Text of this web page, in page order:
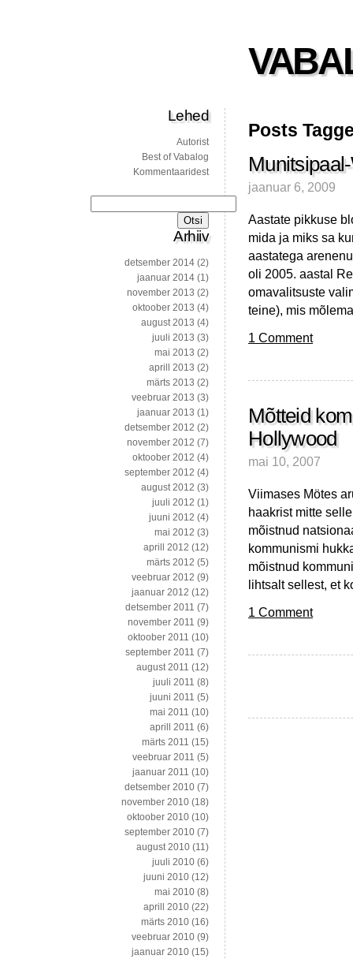
Posts
jaanuar 6, 2009
Aastate pikkuse
mida ja miks sa
aastatega
oli 2005. aastal
omavalitsuste
teine), mis
1 Comment
Mõtteid
Hollywood
mai 10, 2007
Viimases Mötes
haakrist mitte
mõistnud
kommunismi
mõistnud
lihtsalt sellest, et
1 Comment
Lehed
Autorist
Best of Vabalog
Kommentaaridest
Arhiiv
detsember 2014 (2)
jaanuar 2014 (1)
november 2013 (2)
oktoober 2013 (4)
august 2013 (4)
juuli 2013 (3)
mai 2013 (2)
aprill 2013 (2)
märts 2013 (2)
veebruar 2013 (3)
jaanuar 2013 (1)
detsember 2012 (2)
november 2012 (7)
oktoober 2012 (4)
september 2012 (4)
august 2012 (3)
juuli 2012 (1)
juuni 2012 (4)
mai 2012 (3)
aprill 2012 (12)
märts 2012 (5)
veebruar 2012 (9)
jaanuar 2012 (12)
detsember 2011 (7)
november 2011 (9)
oktoober 2011 (10)
september 2011 (7)
august 2011 (12)
juuli 2011 (8)
juuni 2011 (5)
mai 2011 (10)
aprill 2011 (6)
märts 2011 (15)
veebruar 2011 (5)
jaanuar 2011 (10)
detsember 2010 (7)
november 2010 (18)
oktoober 2010 (10)
september 2010 (7)
august 2010 (11)
juuli 2010 (6)
juuni 2010 (12)
mai 2010 (8)
aprill 2010 (22)
märts 2010 (16)
veebruar 2010 (9)
jaanuar 2010 (15)